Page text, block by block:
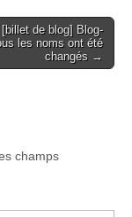
de blog] Blog-
les noms ont été
changés →
champs